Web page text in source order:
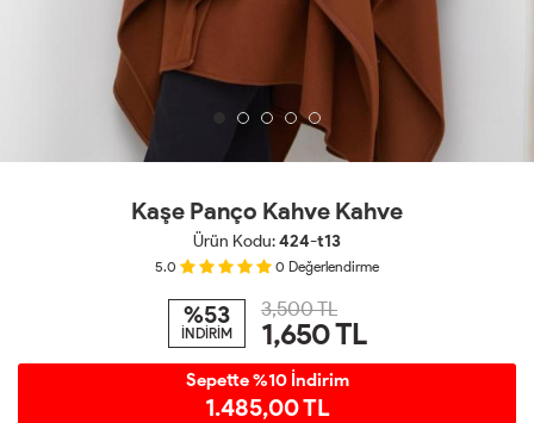
Kaşe Panço Kahve Kahve
Ürün Kodu:424-t13
5.0 0 Değerlendirme
%53
İNDİRİM
3,500 TL
1,650TL
Sepette %10 İndirim
1.485,00 TL